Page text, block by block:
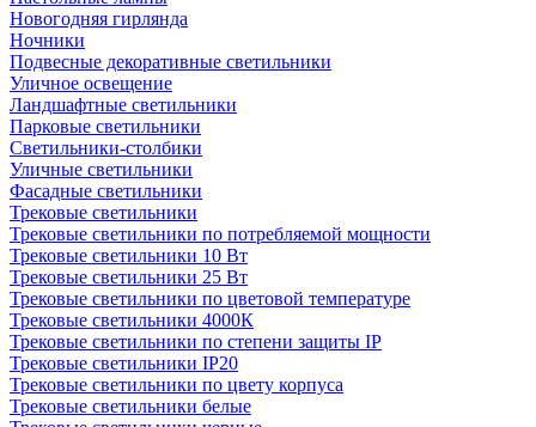
Новогодняя гирлянда
Ночники
Подвесные декоративные светильники
Уличное освещение
Ландшафтные светильники
Парковые светильники
Светильники-столбики
Уличные светильники
Фасадные светильники
Трековые светильники
Трековые светильники по потребляемой мощности
Трековые светильники 10 Вт
Трековые светильники 25 Вт
Трековые светильники по цветовой температуре
Трековые светильники 4000К
Трековые светильники по степени защиты IP
Трековые светильники IP20
Трековые светильники по цвету корпуса
Трековые светильники белые